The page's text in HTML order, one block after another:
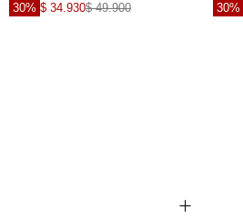
+
30% $ 34.930$ 49.900 30%